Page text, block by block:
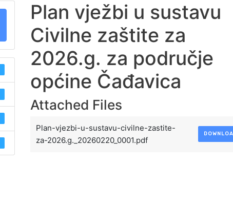
Plan vježbi u sustavu
Civilne zaštite za
2026.g. za područje
općine Čađavica
Attached Files
Plan-vjezbi-u-sustavu-civilne-zastite-
za-2026.g._20260220_0001.pdf